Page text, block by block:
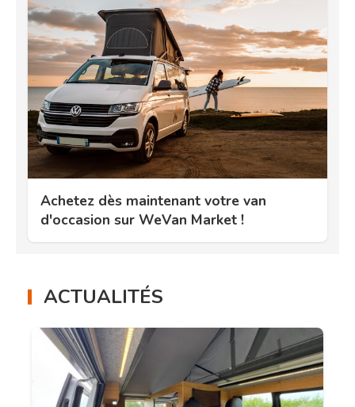
Achetez dès maintenant votre van
d'occasion sur WeVan Market !
ACTUALITÉS